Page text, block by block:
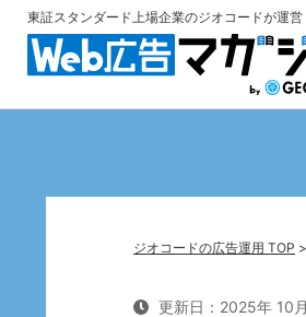
東証スタンダード上場企業のジオコードが運営
ジオコードの広告運用 TOP >
更新日：2025年 10